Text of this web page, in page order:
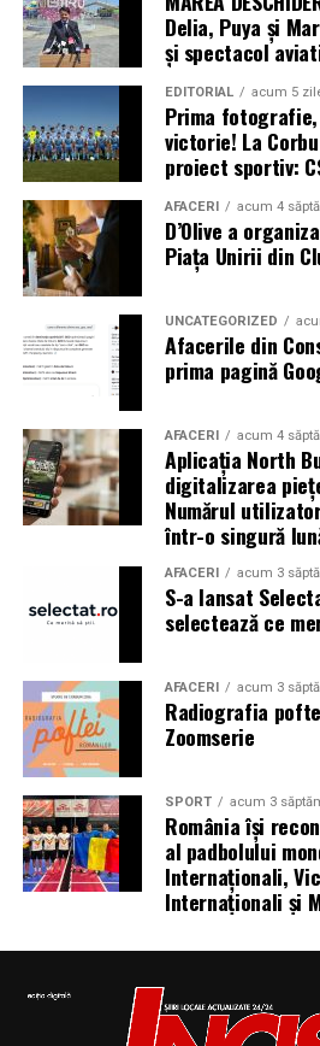
Delia, Puya și
și spectacol
EDITORIAL acum 5
Prima
victorie! La
proiect sportiv:
AFACERI acum 4
D’Olive a
Piața Unirii din
UNCATEGORIZED
Afacerile din
prima pagină
AFACERI acum 4
Aplicația North
digitalizarea
Numărul
într-o singură
AFACERI acum 3
S-a lansat
selectează ce
AFACERI acum 3
Radiografia
Zoomserie
SPORT acum 3
România își
al padbolului
Internaționali,
Internaționali și